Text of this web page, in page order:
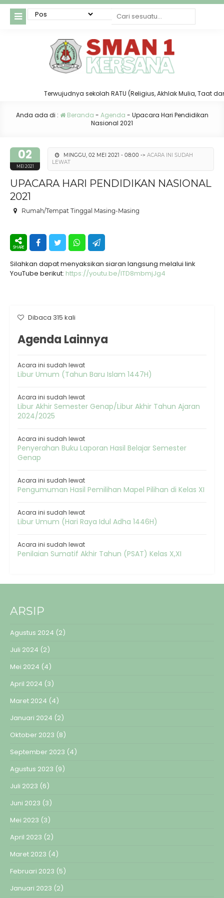
Terwujudnya sekolah RATU (Religius, Akhlak Mulia, Taat dan
Anda ada di : Beranda - Agenda - Upacara Hari Pendidikan
Nasional 2021
02
MEI 2021
MINGGU, 02 MEI 2021 - 08:00 -> ACARA INI SUDAH
LEWAT
UPACARA HARI PENDIDIKAN NASIONAL
2021
Rumah/Tempat Tinggal Masing-Masing
Silahkan dapat menyaksikan siaran langsung melalui link
YouTube berikut: https://youtu.be/lTD8mbmjJg4
Dibaca 315 kali
Agenda Lainnya
Acara ini sudah lewat
Libur Umum (Tahun Baru Islam 1447H)
Acara ini sudah lewat
Libur Akhir Semester Genap/Libur Akhir Tahun Ajaran
2024/2025
Acara ini sudah lewat
Penyerahan Buku Laporan Hasil Belajar Semester
Genap
Acara ini sudah lewat
Pengumuman Hasil Pemilihan Mapel Pilihan di Kelas XI
Acara ini sudah lewat
Libur Umum (Hari Raya Idul Adha 1446H)
Acara ini sudah lewat
Penilaian Sumatif Akhir Tahun (PSAT) Kelas X,XI
ARSIP
Agustus 2024 (2)
Juli 2024 (2)
Mei 2024 (4)
April 2024 (3)
Maret 2024 (4)
Januari 2024 (2)
Oktober 2023 (8)
September 2023 (4)
Agustus 2023 (9)
Juli 2023 (6)
Juni 2023 (3)
Mei 2023 (3)
April 2023 (2)
Maret 2023 (4)
Februari 2023 (5)
Januari 2023 (2)